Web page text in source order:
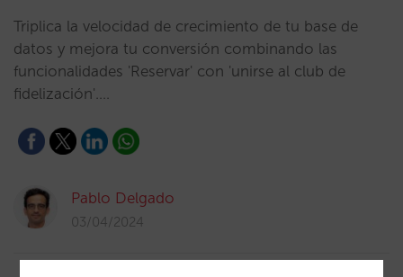
Triplica la velocidad de crecimiento de tu base de
datos y mejora tu conversión combinando las
funcionalidades 'Reservar' con 'unirse al club de
fidelización'.…
Pablo Delgado
03/04/2024